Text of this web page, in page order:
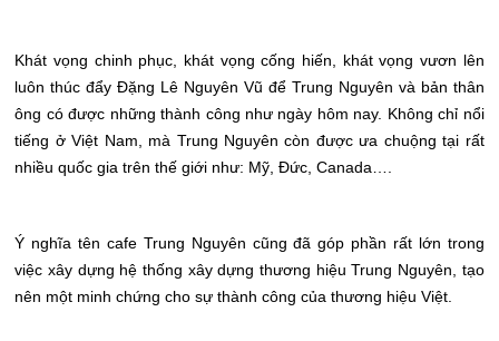
Khát vọng chinh phục, khát vọng cống hiến, khát vọng vươn lên
luôn thúc đẩy Đặng Lê Nguyên Vũ để Trung Nguyên và bản thân
ông có được những thành công như ngày hôm nay. Không chỉ nổi
tiếng ở Việt Nam, mà Trung Nguyên còn được ưa chuộng tại rất
nhiều quốc gia trên thế giới như: Mỹ, Đức, Canada….
Ý nghĩa tên cafe Trung Nguyên cũng đã góp phần rất lớn trong
việc xây dựng hệ thống xây dựng thương hiệu Trung Nguyên, tạo
nên một minh chứng cho sự thành công của thương hiệu Việt.